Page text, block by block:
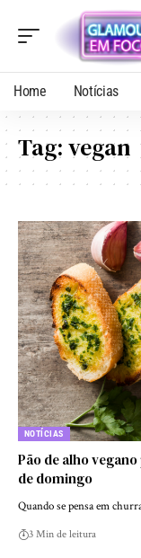
Home Notícias
Tag:vegan
NOTÍCIAS
Pão de alho
de domingo
Quando se pensa em
3 Min de leitura